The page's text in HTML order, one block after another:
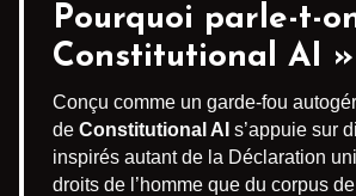
Pourquoi parle-t-
Constitutional AI »
Conçu comme un garde-fou
de Constitutional AI s’appuie sur
inspirés autant de la Déclaration
droits de l’homme que du corpus